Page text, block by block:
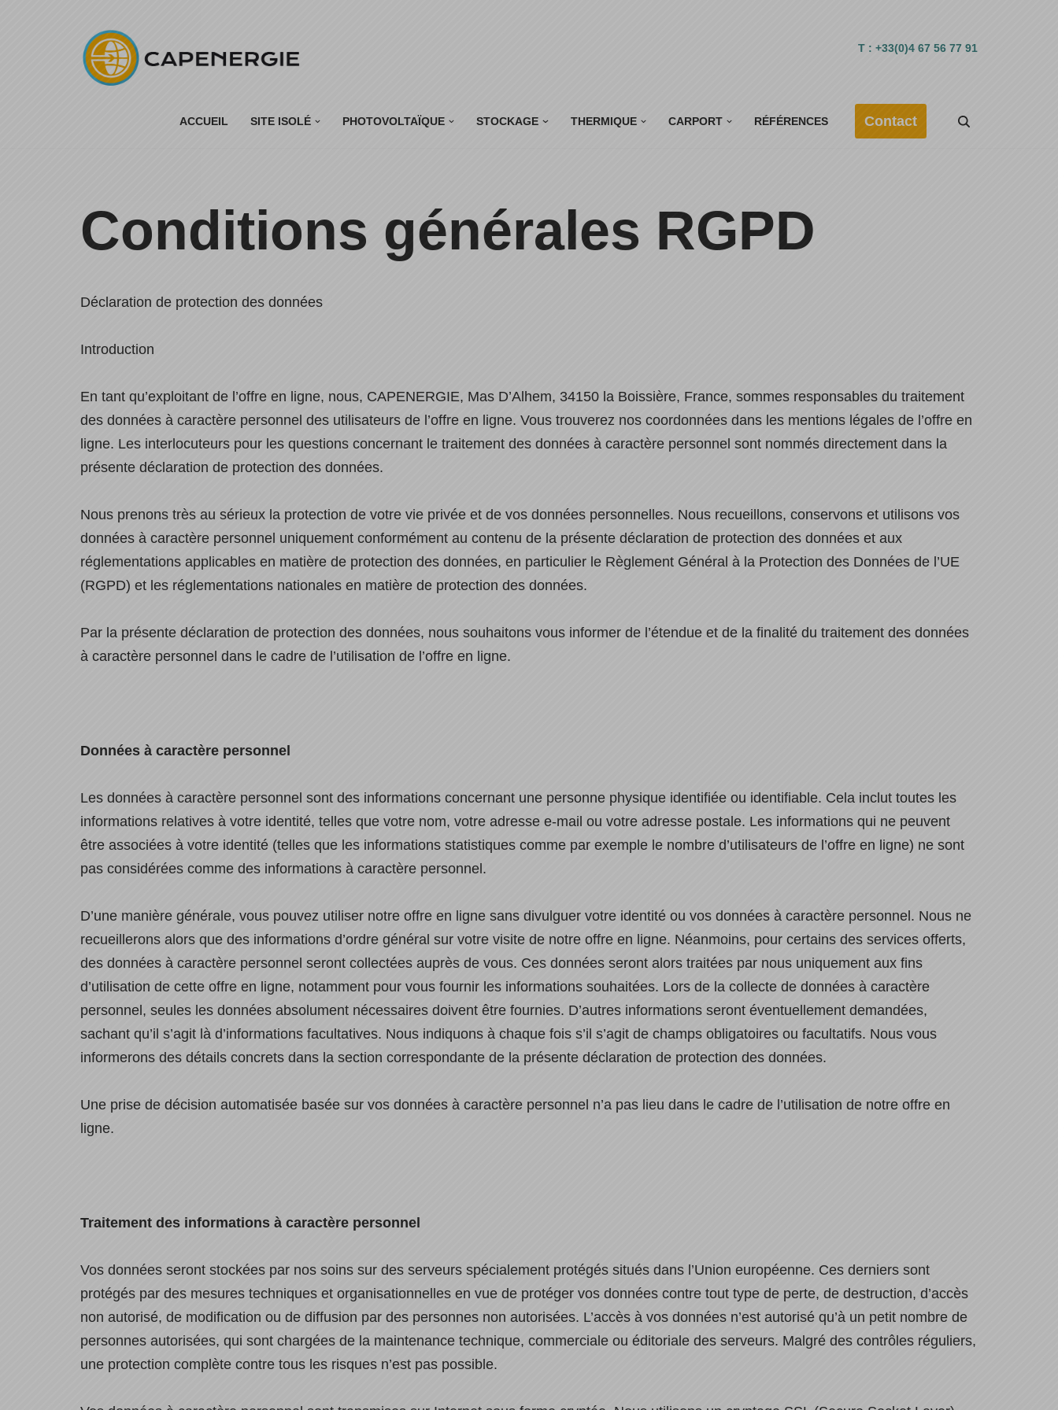
T : +33(0)4 67 56 77 91
ACCUEIL SITE ISOLÉ PHOTOVOLTAÏQUE STOCKAGE THERMIQUE CARPORT RÉFÉRENCES Contact
Conditions générales RGPD
Déclaration de protection des données
Introduction
En tant qu’exploitant de l’offre en ligne, nous, CAPENERGIE, Mas D’Alhem, 34150 la Boissière, France, sommes responsables du traitement
des données à caractère personnel des utilisateurs de l’offre en ligne. Vous trouverez nos coordonnées dans les mentions légales de l’offre en
ligne. Les interlocuteurs pour les questions concernant le traitement des données à caractère personnel sont nommés directement dans la
présente déclaration de protection des données.
Nous prenons très au sérieux la protection de votre vie privée et de vos données personnelles. Nous recueillons, conservons et utilisons vos
données à caractère personnel uniquement conformément au contenu de la présente déclaration de protection des données et aux
réglementations applicables en matière de protection des données, en particulier le Règlement Général à la Protection des Données de l’UE
(RGPD) et les réglementations nationales en matière de protection des données.
Par la présente déclaration de protection des données, nous souhaitons vous informer de l’étendue et de la finalité du traitement des données
à caractère personnel dans le cadre de l’utilisation de l’offre en ligne.
Données à caractère personnel
Les données à caractère personnel sont des informations concernant une personne physique identifiée ou identifiable. Cela inclut toutes les
informations relatives à votre identité, telles que votre nom, votre adresse e-mail ou votre adresse postale. Les informations qui ne peuvent
être associées à votre identité (telles que les informations statistiques comme par exemple le nombre d’utilisateurs de l’offre en ligne) ne sont
pas considérées comme des informations à caractère personnel.
D’une manière générale, vous pouvez utiliser notre offre en ligne sans divulguer votre identité ou vos données à caractère personnel. Nous ne
recueillerons alors que des informations d’ordre général sur votre visite de notre offre en ligne. Néanmoins, pour certains des services offerts,
des données à caractère personnel seront collectées auprès de vous. Ces données seront alors traitées par nous uniquement aux fins
d’utilisation de cette offre en ligne, notamment pour vous fournir les informations souhaitées. Lors de la collecte de données à caractère
personnel, seules les données absolument nécessaires doivent être fournies. D’autres informations seront éventuellement demandées,
sachant qu’il s’agit là d’informations facultatives. Nous indiquons à chaque fois s’il s’agit de champs obligatoires ou facultatifs. Nous vous
informerons des détails concrets dans la section correspondante de la présente déclaration de protection des données.
Une prise de décision automatisée basée sur vos données à caractère personnel n’a pas lieu dans le cadre de l’utilisation de notre offre en
ligne.
Traitement des informations à caractère personnel
Vos données seront stockées par nos soins sur des serveurs spécialement protégés situés dans l’Union européenne. Ces derniers sont
protégés par des mesures techniques et organisationnelles en vue de protéger vos données contre tout type de perte, de destruction, d’accès
non autorisé, de modification ou de diffusion par des personnes non autorisées. L’accès à vos données n’est autorisé qu’à un petit nombre de
personnes autorisées, qui sont chargées de la maintenance technique, commerciale ou éditoriale des serveurs. Malgré des contrôles réguliers,
une protection complète contre tous les risques n’est pas possible.